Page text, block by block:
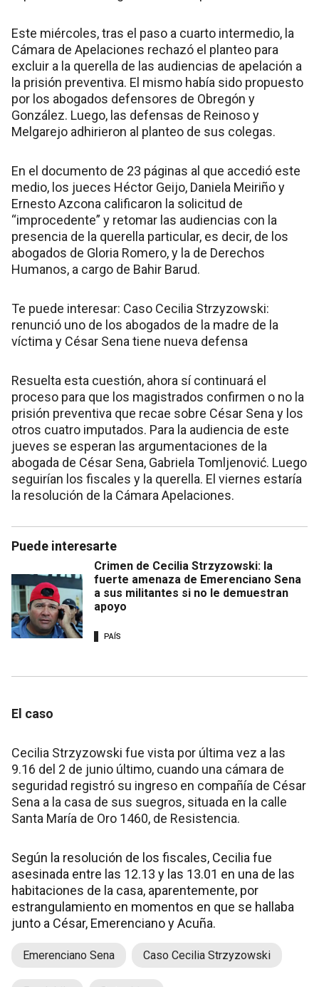
Este miércoles, tras el paso a cuarto intermedio, la
Cámara de Apelaciones rechazó el planteo para
excluir a la querella de las audiencias de apelación a
la prisión preventiva. El mismo había sido propuesto
por los abogados defensores de Obregón y
González. Luego, las defensas de Reinoso y
Melgarejo adhirieron al planteo de sus colegas.
En el documento de 23 páginas al que accedió este
medio, los jueces Héctor Geijo, Daniela Meiriño y
Ernesto Azcona calificaron la solicitud de
“improcedente” y retomar las audiencias con la
presencia de la querella particular, es decir, de los
abogados de Gloria Romero, y la de Derechos
Humanos, a cargo de Bahir Barud.
Te puede interesar: Caso Cecilia Strzyzowski:
renunció uno de los abogados de la madre de la
víctima y César Sena tiene nueva defensa
Resuelta esta cuestión, ahora sí continuará el
proceso para que los magistrados confirmen o no la
prisión preventiva que recae sobre César Sena y los
otros cuatro imputados. Para la audiencia de este
jueves se esperan las argumentaciones de la
abogada de César Sena, Gabriela Tomljenović. Luego
seguirían los fiscales y la querella. El viernes estaría
la resolución de la Cámara Apelaciones.
Puede interesarte
Crimen de Cecilia Strzyzowski: la
fuerte amenaza de Emerenciano Sena
a sus militantes si no le demuestran
apoyo
PAÍS
El caso
Cecilia Strzyzowski fue vista por última vez a las
9.16 del 2 de junio último, cuando una cámara de
seguridad registró su ingreso en compañía de César
Sena a la casa de sus suegros, situada en la calle
Santa María de Oro 1460, de Resistencia.
Según la resolución de los fiscales, Cecilia fue
asesinada entre las 12.13 y las 13.01 en una de las
habitaciones de la casa, aparentemente, por
estrangulamiento en momentos en que se hallaba
junto a César, Emerenciano y Acuña.
Emerenciano Sena Caso Cecilia Strzyzowski